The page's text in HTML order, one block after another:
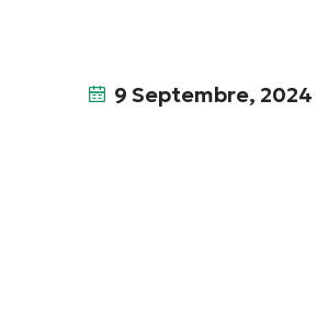
9 Septembre, 2024